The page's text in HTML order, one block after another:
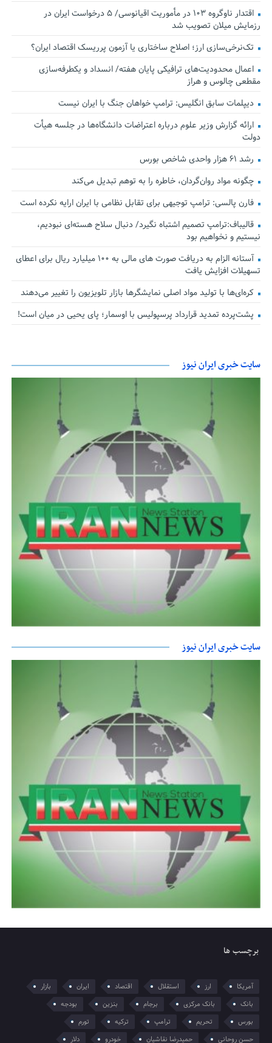
اقتدار ناوگروه ۱۰۳ در مأموریت‌ اقیانوسی/ ۵ درخواست ایران در
رزمایش میلان تصویب شد
تک‌نرخی‌سازی ارز؛ اصلاح ساختاری یا آزمون پرریسک اقتصاد ایران؟
اعمال محدودیت‌های ترافیکی پایان هفته/ انسداد و یکطرفه‌سازی
مقطعی چالوس و هراز
دیپلمات سابق انگلیس:‌ ترامپ خواهان جنگ با ایران نیست
ارائه گزارش وزیر علوم درباره اعتراضات دانشگاه‌ها در جلسه هیأت
دولت
رشد ۶۱ هزار واحدی شاخص بورس
چگونه مواد روان‌گردان، خاطره را به توهم تبدیل می‌کند
فارن پالسی: ترامپ توجیهی برای تقابل نظامی با ایران ارایه نکرده است
قالیباف:ترامپ تصمیم اشتباه نگیرد/ دنبال سلاح هسته‌ای نبودیم،
نیستیم و نخواهیم بود
آستانه الزام به دریافت صورت های مالی به ۱۰۰ میلیارد ریال برای اعطای
تسهیلات افزایش یافت
کره‌ای‌ها با تولید مواد اصلی نمایشگرها بازار تلویزیون را تغییر می‌دهند
پشت‌پرده تمدید قرارداد پرسپولیس با اوسمار؛ پای یحیی در میان است!
سایت خبری ایران نیوز
سایت خبری ایران نیوز
برچسب ها
آمریکا ارز استقلال اقتصاد ایران
بازار
بانک
بانک مرکزی برجام بنزین
بودجه
بورس
تحریم ترامپ ترکیه
تورم
حسن روحانی
حمیدرضا نقاشیان خودرو دلار